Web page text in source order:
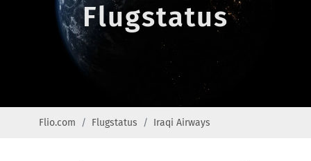
Flugstatus
Flio.com Flugstatus Iraqi Airways